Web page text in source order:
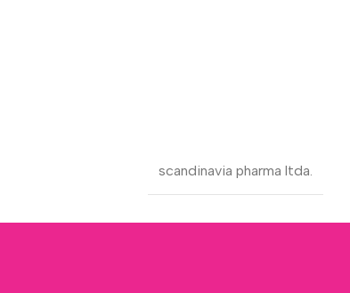
scandinavia pharma ltda.